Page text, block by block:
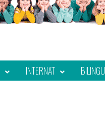
INTERNAT